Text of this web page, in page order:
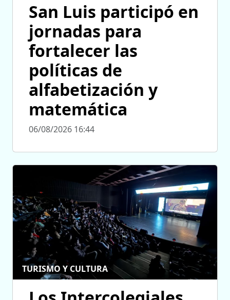
San Luis participó en
jornadas para
fortalecer las
políticas de
alfabetización y
matemática
06/08/2026 16:44
TURISMO Y CULTURA